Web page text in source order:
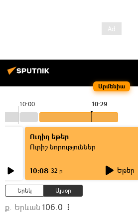
Արմենիա
10:00 10:29
Ուղիղ եթեր
Ուրիշ նորություններ
10:08 32 ր Եթեր
Երեկ Այսօր
ք. Երևան 106.0